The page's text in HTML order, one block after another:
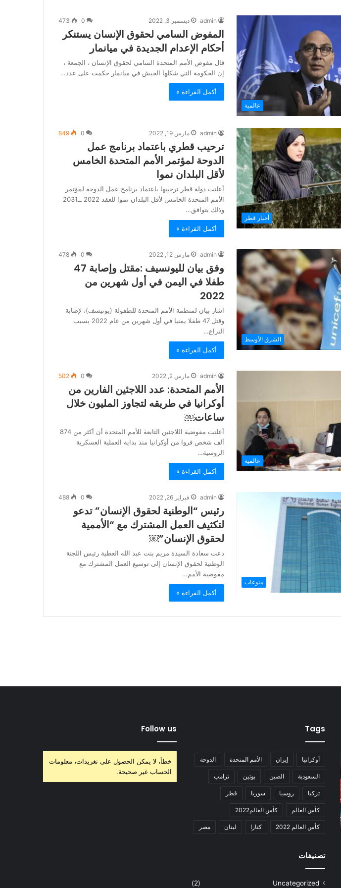
عالمية
admin ديسمبر 3, 2022 0
473
المفوض السامي لحقوق الإنسان يستنكر
أحكام الإعدام الجديدة في ميانمار
قال مفوض الأمم المتحدة السامي لحقوق الإنسان ، الجمعة ،
إن الحكومة التي شكلها الجيش في ميانمار حكمت على عدد…
أكمل القراءة »
أخبار قطر
admin مارس 19, 2022 0
849
ترحيب قطري باعتماد برنامج عمل
الدوحة لمؤتمر الأمم المتحدة الخامس
لأقل البلدان نموا
أعلنت دولة قطر ترحيبها باعتماد برنامج عمل الدوحة لمؤتمر
الأمم المتحدة الخامس لأقل البلدان نموا للعقد 2022 ــ2031
وذلك بتوافق…
أكمل القراءة »
الشرق الأوسط
admin مارس 12, 2022 0
478
وفق بيان لليونسيف :مقتل وإصابة 47
طفلا في اليمن في أول شهرين من
2022
اشار بيان لمنظمة الأمم المتحدة للطفولة (يونيسف)، لإصابة
وقتل 47 طفلا يمنيا في أول شهرين من عام 2022 بسبب
النزاع…
أكمل القراءة »
عالمية
admin مارس 2, 2022 0
502
الأمم المتحدة: عدد اللاجئين الفارين من
أوكرانيا في طريقه لتجاوز المليون خلال
ساعات￼
أعلنت مفوضية اللاجئين التابعة للأمم المتحدة أن أكثر من 874
ألف شخص فروا من أوكرانيا منذ بداية العملية العسكرية
الروسية…
أكمل القراءة »
منوعات
admin فبراير 26, 2022 0
488
رئيس “الوطنية لحقوق الإنسان” تدعو
لتكثيف العمل المشترك مع “الأممية
لحقوق الإنسان”￼
دعت سعادة السيدة مريم بنت عبد الله العطية رئيس اللجنة
الوطنية لحقوق الإنسان إلى توسيع العمل المشترك مع
مفوضية الأمم…
أكمل القراءة »
Tags
أوكرانيا إيران الأمم المتحدة الدوحة
السعودية الصين بوتين ترامب
تركيا روسيا سوريا قطر
كأس العالم كأس العالم2022
كأس العالم 2022 كتارا لبنان مصر
تصنيفات
Uncategorized
(2)
Follow us
خطأ، لا يمكن الحصول على تغريدات، معلومات
الحساب غير صحيحة.